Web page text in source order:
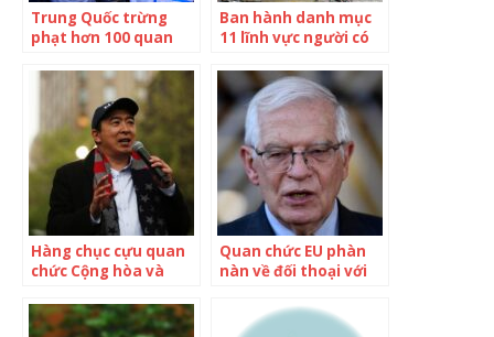
Trung Quốc trừng
phạt hơn 100 quan
Ban hành danh mục
11 lĩnh vực người có
không được thành
lập, giữ chức danh,
chức vụ
Hàng chục cựu quan
chức Cộng hòa và
Quan chức EU phàn
nàn về đối thoại với